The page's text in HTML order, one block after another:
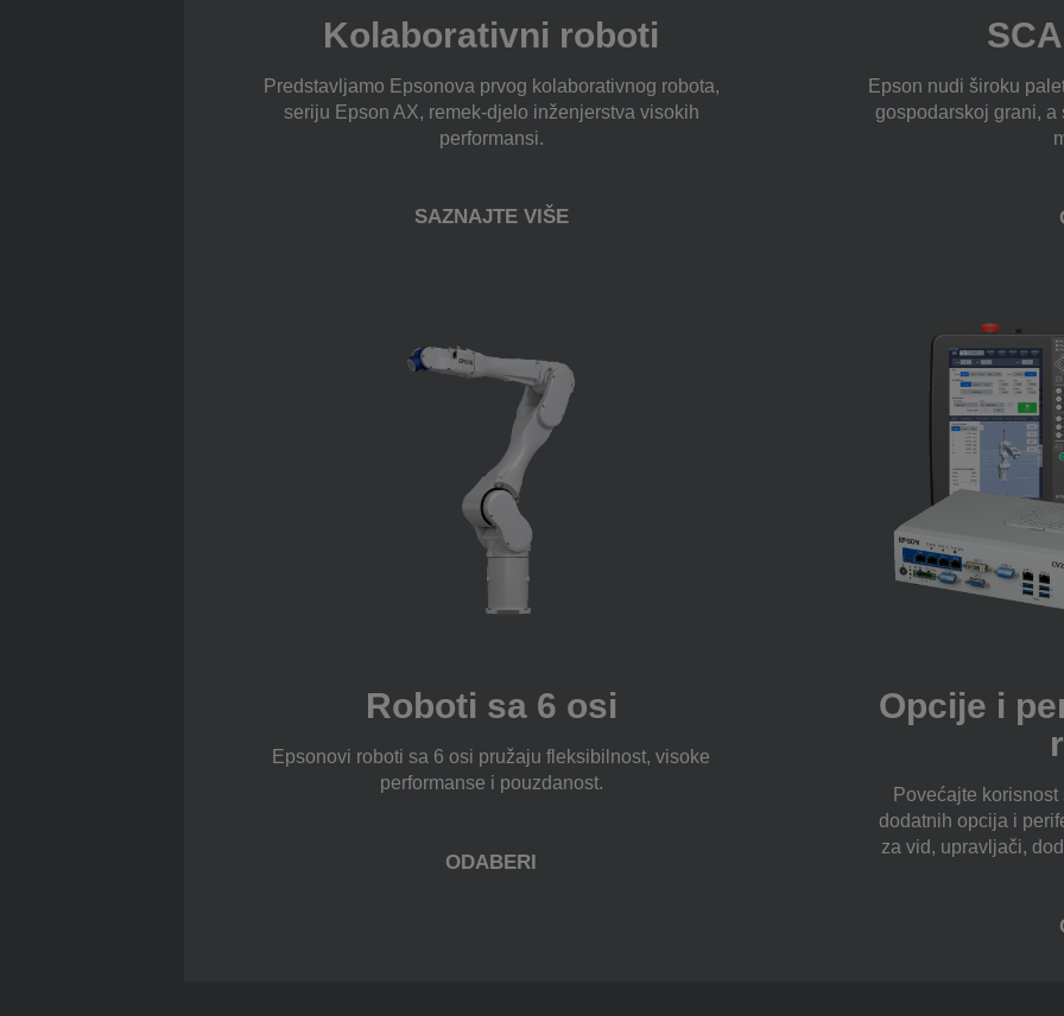
Kolaborativni roboti
Predstavljamo Epsonova prvog kolaborativnog robota,
seriju Epson AX, remek-djelo inženjerstva visokih
performansi.
SAZNAJTE VIŠE
Epson nudi široku
gospodarskoj grani,
Roboti sa 6 osi
Epsonovi roboti sa 6 osi pružaju fleksibilnost, visoke
performanse i pouzdanost.
ODABERI
Opcije i
Povećajte
dodatnih opcija i
za vid, upravljači,